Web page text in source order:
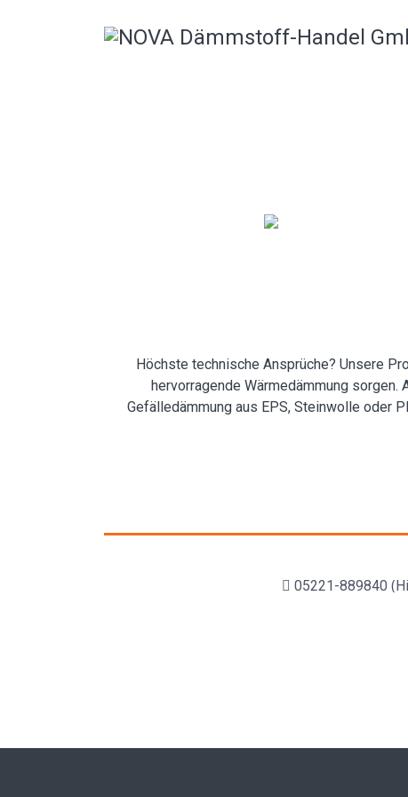
Höchste technische Ansprüche? Unsere
hervorragende Wärmedämmung
Gefälledämmung aus EPS, Steinwolle oder
05221-889840